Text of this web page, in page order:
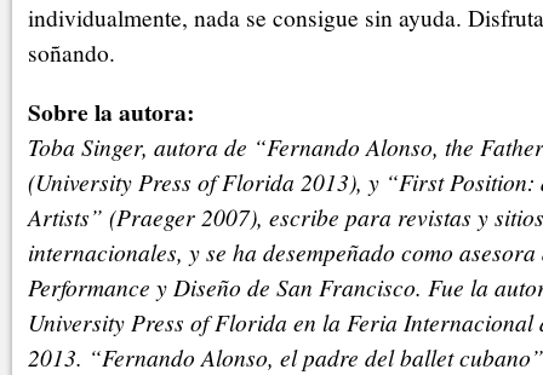
individualmente, nada se consigue sin ayuda.
soñando.
Sobre la autora:
Toba Singer, autora de “Fernando Alonso, the
(University Press of Florida 2013), y “First
Artists” (Praeger 2007), escribe para revistas y
internacionales, y se ha desempeñado como
Performance y Diseño de San Francisco. Fue la
University Press of Florida en la Feria
2013. “Fernando Alonso, el padre del ballet